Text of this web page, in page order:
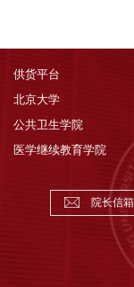
供货平台
北京大学
公共卫生学院
医学继续教育学院
院长信箱